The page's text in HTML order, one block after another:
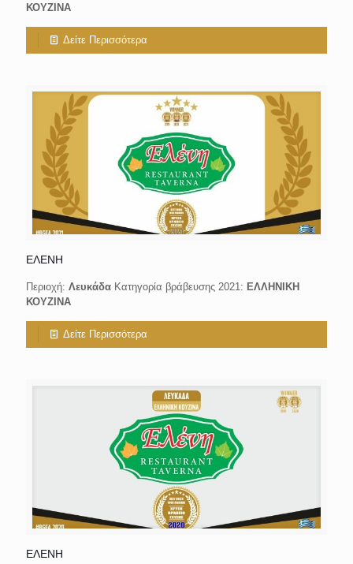
ΚΟΥΖΙΝΑ
Δείτε Περισσότερα
ΕΛΕΝΗ
Περιοχή: Λευκάδα Κατηγορία βράβευσης 2021: ΕΛΛΗΝΙΚΗ
ΚΟΥΖΙΝΑ
Δείτε Περισσότερα
ΕΛΕΝΗ